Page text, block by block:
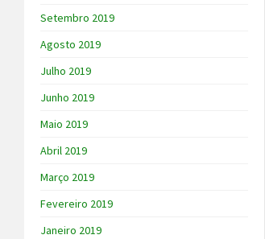
Setembro 2019
Agosto 2019
Julho 2019
Junho 2019
Maio 2019
Abril 2019
Março 2019
Fevereiro 2019
Janeiro 2019